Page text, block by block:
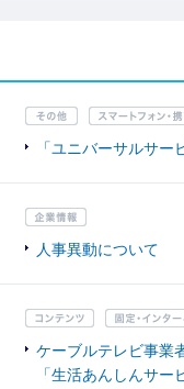
「ユニバーサルサ
人事異動について
ケーブルテレビ事業
「生活あんしんサ